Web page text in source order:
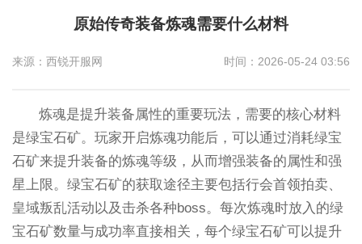
原始传奇装备炼魂需要什么材料
来源：西锐开服网 时间：2026-05-24 03:56
炼魂是提升装备属性的重要玩法，需要的核心材料
是绿宝石矿。玩家开启炼魂功能后，可以通过消耗绿宝
石矿来提升装备的炼魂等级，从而增强装备的属性和强
星上限。绿宝石矿的获取途径主要包括行会首领拍卖、
皇域叛乱活动以及击杀各种boss。每次炼魂时放入的绿
宝石矿数量与成功率直接相关，每个绿宝石矿可以提升